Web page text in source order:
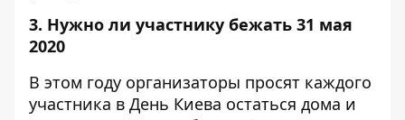
3. Нужно ли участнику бежать 31 мая
2020
В этом году организаторы просят каждого
участника в День Киева остаться дома и